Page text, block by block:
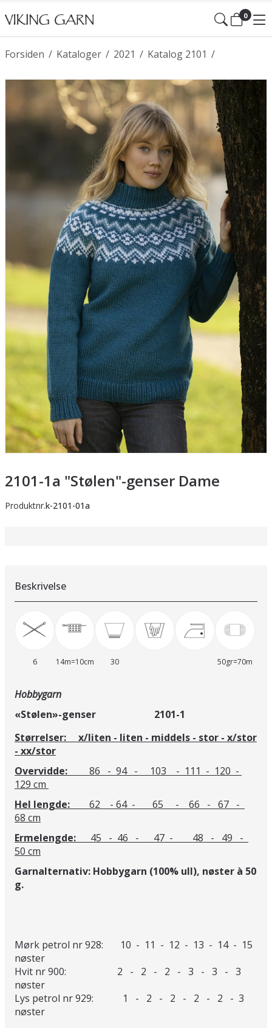
0
/
Forsiden /
Kataloger /
2021 /
Katalog 2101
2101-1a "Stølen"-genser Dame
Produktnr.k-2101-01a
Beskrivelse
6 14m=10cm 30 50gr=70m
Hobbygarn
«Stølen»-genser 2101-1
Størrelser: x/liten - liten - middels - stor - x/stor
- xx/stor
Overvidde: 86 - 94 - 103 - 111 - 120 -
129 cm
Hel lengde: 62 - 64 - 65 - 66 - 67 -
68 cm
Ermelengde: 45 - 46 - 47 - 48 - 49 -
50 cm
Garnalternativ: Hobbygarn (100% ull), nøster à 50
g.
Mørk petrol nr 928: 10 - 11 - 12 - 13 - 14 - 15
nøster
Hvit nr 900: 2 - 2 - 2 - 3 - 3 - 3
nøster
Lys petrol nr 929: 1 - 2 - 2 - 2 - 2 - 3
nøster